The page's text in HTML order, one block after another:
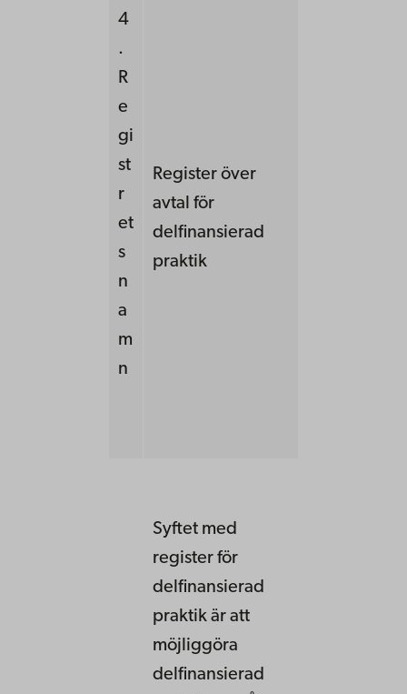
4
.
R
e
gi
st
r
et
s
n
a
m
n
Register över
avtal för
delfinansierad
praktik
Syftet med
register för
delfinansierad
praktik är att
möjliggöra
delfinansierad